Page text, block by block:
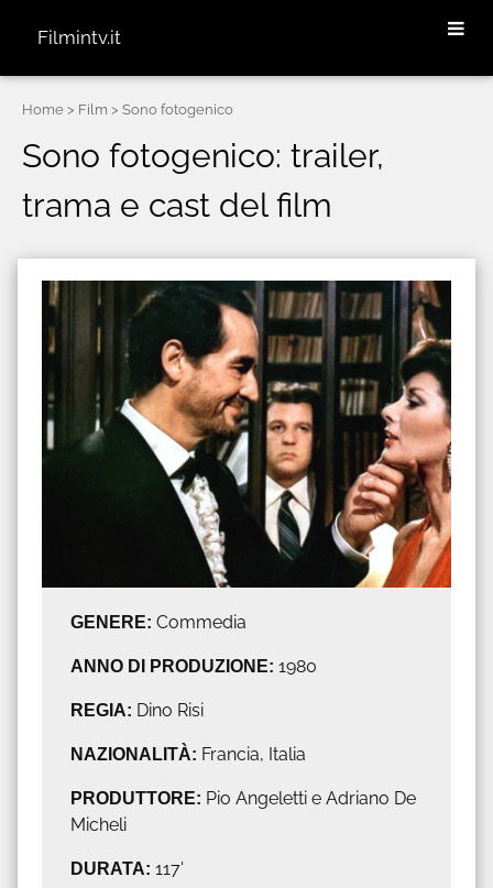
Filmintv.it
Home > Film > Sono fotogenico
Sono fotogenico: trailer,
trama e cast del film
GENERE: Commedia
ANNO DI PRODUZIONE: 1980
REGIA: Dino Risi
NAZIONALITÀ: Francia, Italia
PRODUTTORE: Pio Angeletti e Adriano De
Micheli
DURATA: 117'